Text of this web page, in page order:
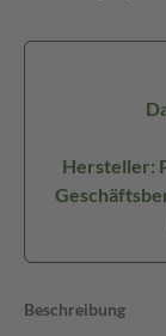
Hersteller:
Beschreibung